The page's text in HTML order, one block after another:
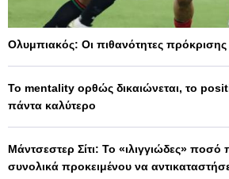
Ολυμπιακός: Οι πιθανότητες
Το mentality ορθώς δικαιώνεται, το
πάντα καλύτερο
Μάντσεστερ Σίτι: Το «ιλιγγιώδες»
συνολικά προκειμένου να